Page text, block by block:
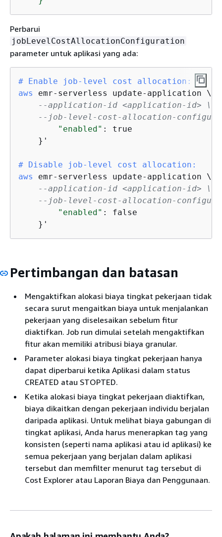
Perbarui
jobLevelCostAllocationConfiguration
parameter untuk aplikasi yang ada:
# Enable job-level cost allocation:
aws
emr-serverless update-application \
--application-id <application-id> \
--job-level-cost-allocation-
"enabled" : true
    }'
# Disable job-level cost allocation:
aws
emr-serverless update-application \
--application-id <application-id> \
--job-level-cost-allocation-
"enabled" : false
    }'
Pertimbangan dan batasan
Mengaktifkan alokasi biaya tingkat pekerjaan tidak
secara surut mengaitkan biaya untuk menjalankan
pekerjaan yang diselesaikan sebelum fitur
diaktifkan. Job run dimulai setelah mengaktifkan
fitur akan memiliki atribusi biaya granular.
Parameter alokasi biaya tingkat pekerjaan hanya
dapat diperbarui ketika Aplikasi dalam status
CREATED atau STOPTED.
Ketika alokasi biaya tingkat pekerjaan diaktifkan,
biaya dikaitkan dengan pekerjaan individu berjalan
daripada aplikasi. Untuk melihat biaya gabungan di
tingkat aplikasi, Anda harus menerapkan tag yang
konsisten (seperti nama aplikasi atau id aplikasi) ke
semua pekerjaan yang berjalan dalam aplikasi
tersebut dan memfilter menurut tag tersebut di
Cost Explorer atau Laporan Biaya dan Penggunaan.